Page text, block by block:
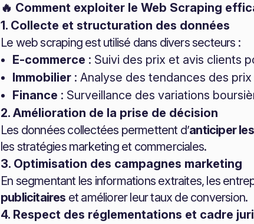
🔥 Comment exploiter le Web Scraping
1. Collecte et structuration des données
Le web scraping est utilisé dans divers secteurs :
E-commerce : Suivi des prix et avis clients
Immobilier : Analyse des tendances des
Finance : Surveillance des variations
2. Amélioration de la prise de décision
Les données collectées permettent d’anticiper
les stratégies marketing et commerciales.
3. Optimisation des campagnes marketing
En segmentant les informations extraites, les
publicitaires et améliorer leur taux de conversion.
4. Respect des réglementations et cadre